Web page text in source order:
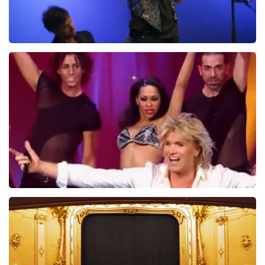
Ilse DeLange
274+
BEKIJKEN
Hans Klok
BEKIJKEN